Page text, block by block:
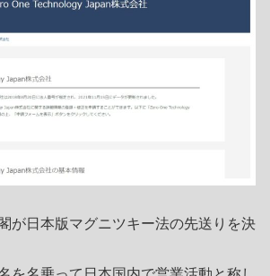
が日本版マグニツキー法の先送りを決